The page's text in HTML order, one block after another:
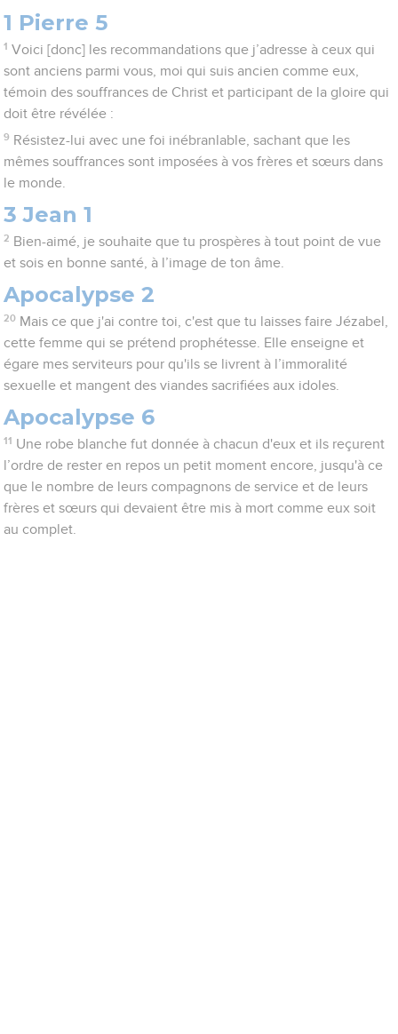
1 Pierre 5
1 Voici [donc] les recommandations que j’adresse à ceux qui
sont anciens parmi vous, moi qui suis ancien comme eux,
témoin des souffrances de Christ et participant de la gloire qui
doit être révélée :
9 Résistez-lui avec une foi inébranlable, sachant que les
mêmes souffrances sont imposées à vos frères et sœurs dans
le monde.
3 Jean 1
2 Bien-aimé, je souhaite que tu prospères à tout point de vue
et sois en bonne santé, à l’image de ton âme.
Apocalypse 2
20 Mais ce que j'ai contre toi, c'est que tu laisses faire Jézabel,
cette femme qui se prétend prophétesse. Elle enseigne et
égare mes serviteurs pour qu'ils se livrent à l’immoralité
sexuelle et mangent des viandes sacrifiées aux idoles.
Apocalypse 6
11 Une robe blanche fut donnée à chacun d'eux et ils reçurent
l’ordre de rester en repos un petit moment encore, jusqu'à ce
que le nombre de leurs compagnons de service et de leurs
frères et sœurs qui devaient être mis à mort comme eux soit
au complet.